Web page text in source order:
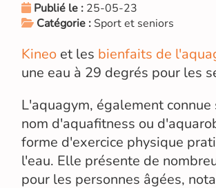
Publié le : 25-05-23
Catégorie : Sport et seniors
Kineo et les bienfaits de
une eau à 29 degrés pour les
L'aquagym, également connue
nom d'aquafitness ou
forme d'exercice physique
l'eau. Elle présente de
pour les personnes âgées,